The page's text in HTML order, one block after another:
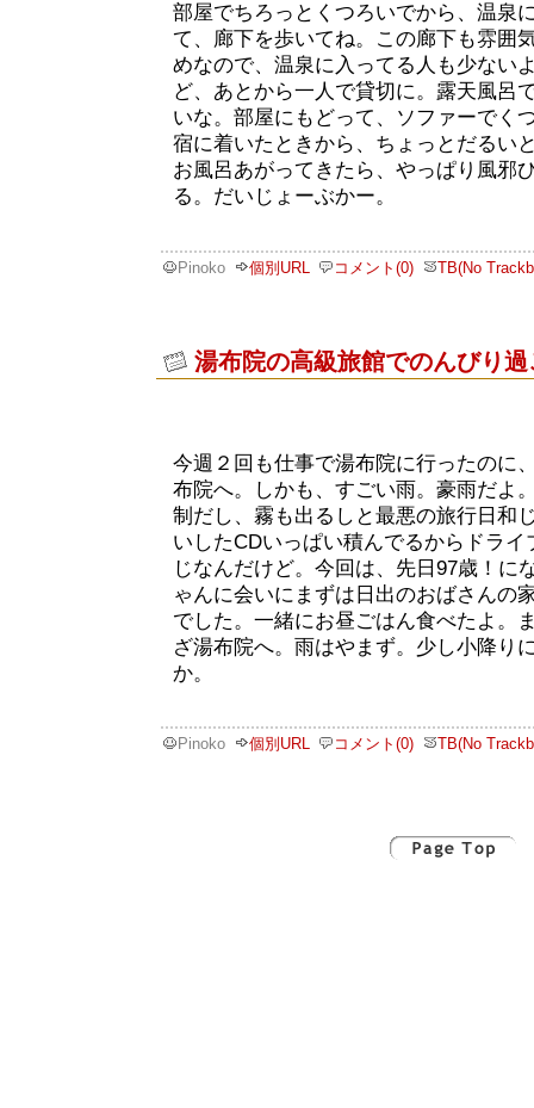
部屋でちろっとくつろいでから、温泉
て、廊下を歩いてね。この廊下も雰囲
めなので、温泉に入ってる人も少ない
ど、あとから一人で貸切に。露天風呂
いな。部屋にもどって、ソファーでく
宿に着いたときから、ちょっとだるい
お風呂あがってきたら、やっぱり風邪
る。だいじょーぶかー。
Pinoko 個別URL コメント(0) TB(No
湯布院の高級旅館でのんびり過
今週２回も仕事で湯布院に行ったのに
布院へ。しかも、すごい雨。豪雨だよ
制だし、霧も出るしと最悪の旅行日和
いしたCDいっぱい積んでるからドラ
じなんだけど。今回は、先日97歳！に
ゃんに会いにまずは日出のおばさんの
でした。一緒にお昼ごはん食べたよ。
ざ湯布院へ。雨はやまず。少し小降り
か。
Pinoko 個別URL コメント(0) TB(No